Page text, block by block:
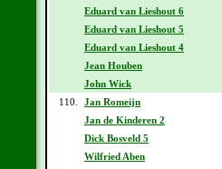
Eduard van Lieshout 6
Eduard van Lieshout 5
Eduard van Lieshout 4
Jean Houben
John Wick
110.
Jan Romeijn
Jan de Kinderen 2
Dick Bosveld 5
Wilfried Aben